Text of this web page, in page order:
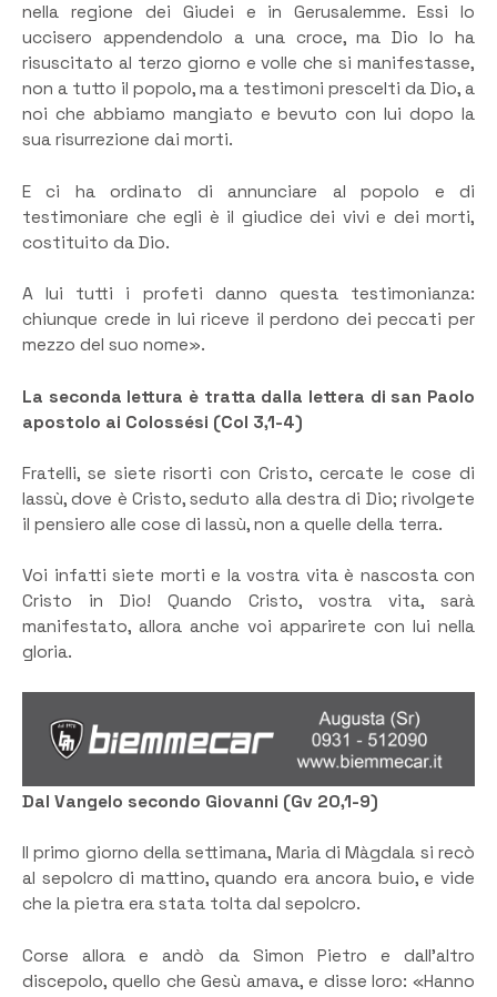
nella regione dei Giudei e in Gerusalemme. Essi lo
uccisero appendendolo a una croce, ma Dio lo ha
risuscitato al terzo giorno e volle che si manifestasse,
non a tutto il popolo, ma a testimoni prescelti da Dio, a
noi che abbiamo mangiato e bevuto con lui dopo la
sua risurrezione dai morti.
E ci ha ordinato di annunciare al popolo e di
testimoniare che egli è il giudice dei vivi e dei morti,
costituito da Dio.
A lui tutti i profeti danno questa testimonianza:
chiunque crede in lui riceve il perdono dei peccati per
mezzo del suo nome».
La seconda lettura è tratta dalla lettera di san Paolo
apostolo ai Colossési (Col 3,1-4)
Fratelli, se siete risorti con Cristo, cercate le cose di
lassù, dove è Cristo, seduto alla destra di Dio; rivolgete
il pensiero alle cose di lassù, non a quelle della terra.
Voi infatti siete morti e la vostra vita è nascosta con
Cristo in Dio! Quando Cristo, vostra vita, sarà
manifestato, allora anche voi apparirete con lui nella
gloria.
Dal Vangelo secondo Giovanni (Gv 20,1-9)
Il primo giorno della settimana, Maria di Màgdala si recò
al sepolcro di mattino, quando era ancora buio, e vide
che la pietra era stata tolta dal sepolcro.
Corse allora e andò da Simon Pietro e dall’altro
discepolo, quello che Gesù amava, e disse loro: «Hanno